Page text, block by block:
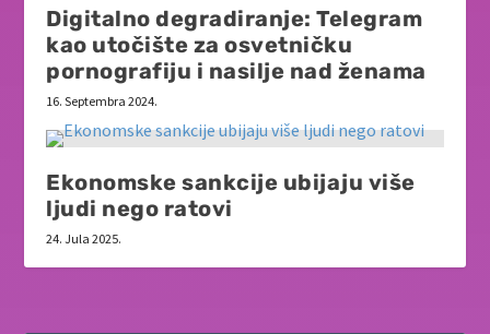
Digitalno degradiranje: Telegram
kao utočište za osvetničku
pornografiju i nasilje nad ženama
16. Septembra 2024.
Ekonomske sankcije ubijaju više
ljudi nego ratovi
24. Jula 2025.